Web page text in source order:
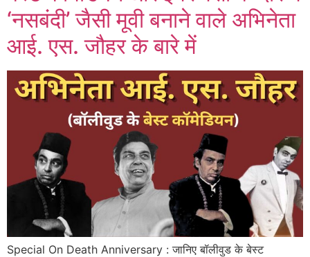
‘नसबंदी’ जैसी मूवी बनाने वाले अभिनेता
आई. एस. जौहर के बारे में
Special On Death Anniversary : जानिए बॉलीवुड के बेस्ट